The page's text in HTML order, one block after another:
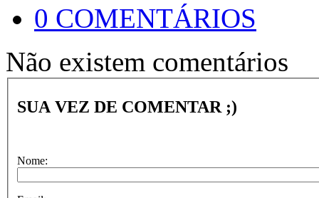
0 COMENTÁRIOS
Não existem comentários
SUA VEZ DE COMENTAR ;)
Nome: